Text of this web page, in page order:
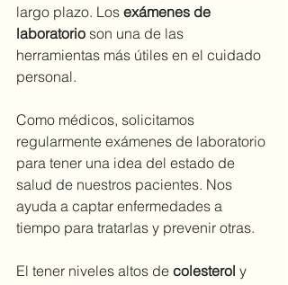
largo plazo. Los exámenes de
laboratorio son una de las
herramientas más útiles en el cuidado
personal.
Como médicos, solicitamos
regularmente exámenes de laboratorio
para tener una idea del estado de
salud de nuestros pacientes. Nos
ayuda a captar enfermedades a
tiempo para tratarlas y prevenir otras.
El tener niveles altos de colesterol y